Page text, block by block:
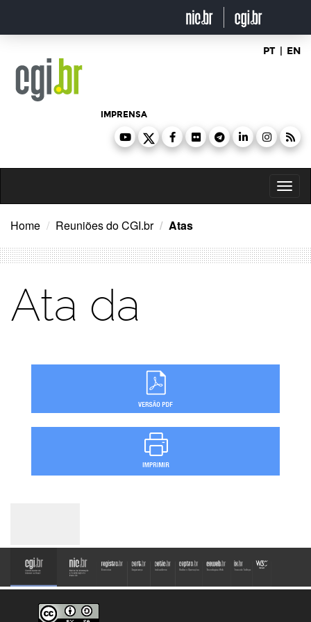
o
PT | EN
IMPRENSA
Home Reuniões do CGI.br Atas
Ata da